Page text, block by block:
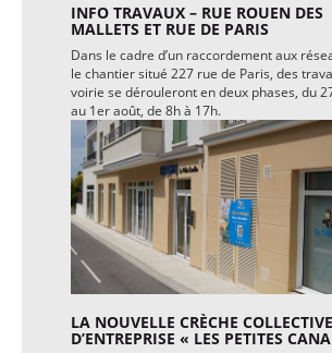
INFO TRAVAUX – RUE ROUEN DES
MALLETS ET RUE DE PARIS
Dans le cadre d’un raccordement aux
le chantier situé 227 rue de Paris, des
voirie se dérouleront en deux phases, du
au 1er août, de 8h à 17h.
LA NOUVELLE CRÈCHE COLLECTIVE
D’ENTREPRISE « LES PETITES